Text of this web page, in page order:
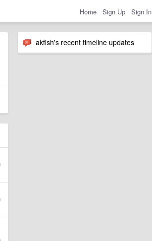
Home Sign Up Sign In
akfish's recent timeline updates